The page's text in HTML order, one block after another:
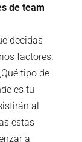
de team
decidas
factores.
tipo de
es tu
al
estas
a